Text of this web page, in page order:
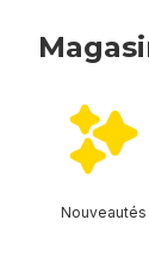
Nouveautés